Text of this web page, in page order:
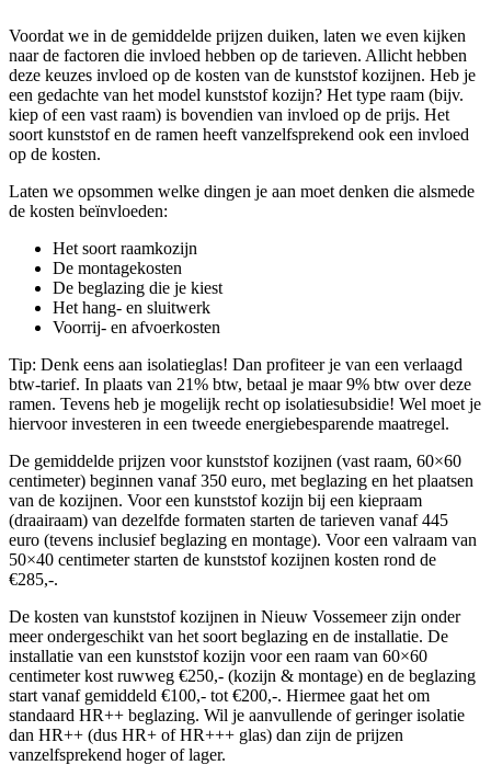
Voordat we in de gemiddelde prijzen duiken, laten we even kijken
naar de factoren die invloed hebben op de tarieven. Allicht hebben
deze keuzes invloed op de kosten van de kunststof kozijnen. Heb je
een gedachte van het model kunststof kozijn? Het type raam (bijv.
kiep of een vast raam) is bovendien van invloed op de prijs. Het
soort kunststof en de ramen heeft vanzelfsprekend ook een invloed
op de kosten.
Laten we opsommen welke dingen je aan moet denken die alsmede
de kosten beïnvloeden:
Het soort raamkozijn
De montagekosten
De beglazing die je kiest
Het hang- en sluitwerk
Voorrij- en afvoerkosten
Tip: Denk eens aan isolatieglas! Dan profiteer je van een verlaagd
btw-tarief. In plaats van 21% btw, betaal je maar 9% btw over deze
ramen. Tevens heb je mogelijk recht op isolatiesubsidie! Wel moet je
hiervoor investeren in een tweede energiebesparende maatregel.
De gemiddelde prijzen voor kunststof kozijnen (vast raam, 60×60
centimeter) beginnen vanaf 350 euro, met beglazing en het plaatsen
van de kozijnen. Voor een kunststof kozijn bij een kiepraam
(draairaam) van dezelfde formaten starten de tarieven vanaf 445
euro (tevens inclusief beglazing en montage). Voor een valraam van
50×40 centimeter starten de kunststof kozijnen kosten rond de
€285,-.
De kosten van kunststof kozijnen in Nieuw Vossemeer zijn onder
meer ondergeschikt van het soort beglazing en de installatie. De
installatie van een kunststof kozijn voor een raam van 60×60
centimeter kost ruwweg €250,- (kozijn & montage) en de beglazing
start vanaf gemiddeld €100,- tot €200,-. Hiermee gaat het om
standaard HR++ beglazing. Wil je aanvullende of geringer isolatie
dan HR++ (dus HR+ of HR+++ glas) dan zijn de prijzen
vanzelfsprekend hoger of lager.